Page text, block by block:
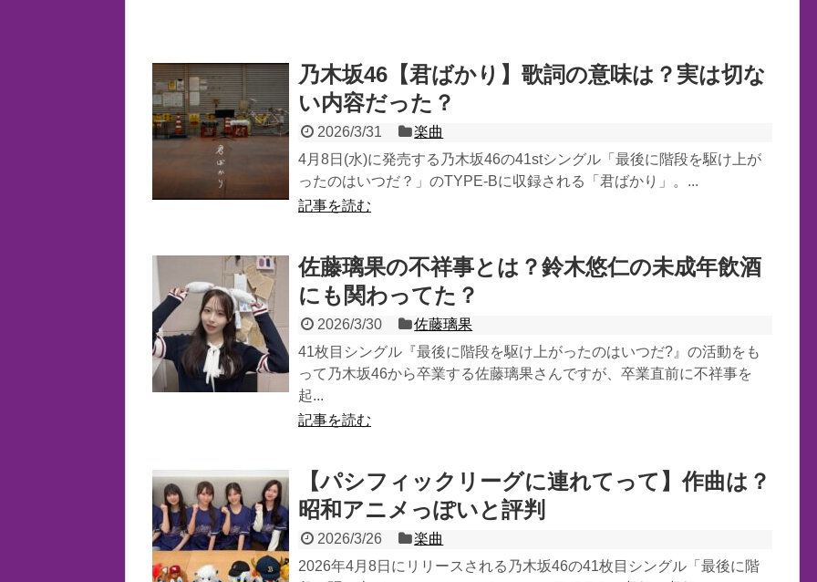
乃木坂46【君ばかり】歌詞の意味は？実は切な
い内容だった？
2026/3/31
楽曲
4月8日(水)に発売する乃木坂46の41stシングル「最後に階段を駆け上が
ったのはいつだ？」のTYPE-Bに収録される「君ばかり」。...
記事を読む
佐藤璃果の不祥事とは？鈴木悠仁の未成年飲酒
にも関わってた？
2026/3/30
佐藤璃果
41枚目シングル『最後に階段を駆け上がったのはいつだ?』の活動をも
って乃木坂46から卒業する佐藤璃果さんですが、卒業直前に不祥事を
起...
記事を読む
【パシフィックリーグに連れてって】作曲は？
昭和アニメっぽいと評判
2026/3/26
楽曲
2026年4月8日にリリースされる乃木坂46の41枚目シングル「最後に階